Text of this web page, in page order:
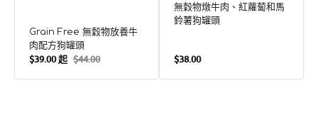
Grain Free 無穀物放養牛
肉配方狗罐頭
售
$39.00 起 定
$44.00
無穀物燉牛肉、紅蘿蔔和馬
鈴薯狗罐頭
定
$38.00